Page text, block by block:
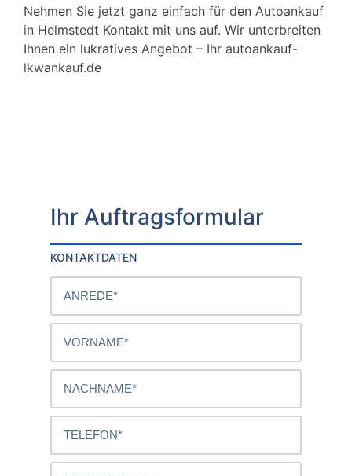
Nehmen Sie jetzt ganz einfach für den Autoankauf
in Helmstedt Kontakt mit uns auf. Wir unterbreiten
Ihnen ein lukratives Angebot – Ihr autoankauf-
lkwankauf.de
Ihr Auftragsformular
KONTAKTDATEN